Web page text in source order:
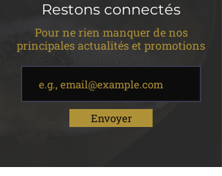
Restons connectés
Pour ne rien manquer de nos
principales actualités et promotions
Envoyer